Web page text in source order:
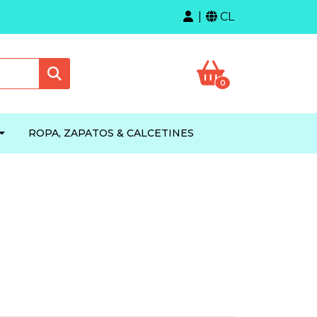
CL
0
ROPA, ZAPATOS & CALCETINES